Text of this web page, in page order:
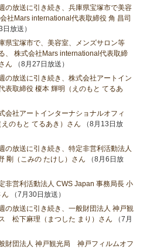
の放送に引き続き、兵庫県宝塚市で美容
社Mars international代表取締役 角 昌司
日放送）
県宝塚市で、美容室、メンズサロン等
、 株式会社Mars international代表取締
ん （8月27日放送）
の放送に引き続き、株式会社アートイン
取締役 榎本 輝明（えのもと てるあ
会社アートインターナショナルオフィ
のもと てるあき）さん （8月13日放
の放送に引き続き、特定非営利活動法人
剛（こみの たけし）さん （8月6日放
非営利活動法人 CWS Japan 事務局長 小
ん （7月30日放送）
の放送に引き続き、一般財団法人 神戸観
松下麻理（まつした まり）さん （7月
財団法人 神戸観光局 神戸フィルムオフ